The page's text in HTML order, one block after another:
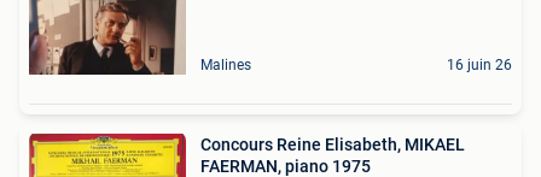
Malines 16 juin 26
Concours Reine Elisabeth, MIKAEL
FAERMAN, piano 1975